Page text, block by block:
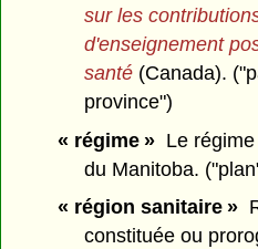
sur les
d'enseignement
santé (Canada).
province")
« régime »Le régime
du Manitoba.
« région sanitaire »
constituée ou